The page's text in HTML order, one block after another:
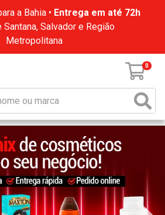
a Bahia • Entrega em até 72h
Santana, Salvador e Região
Metropolitana
0